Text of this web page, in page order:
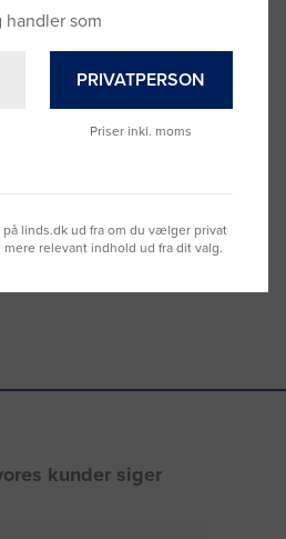
for hjælp?
oversigten her
kunder siger
handler som
PRIVATPERSON
Priser inkl. moms
linds.dk ud fra om du vælger privat
relevant indhold ud fra dit valg.